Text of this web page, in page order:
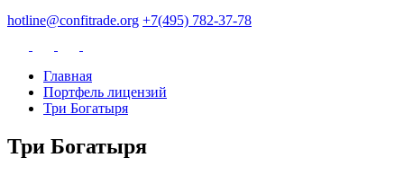
hotline@confitrade.org +7(495) 782-37-78
Главная
Портфель лицензий
Три Богатыря
Три Богатыря